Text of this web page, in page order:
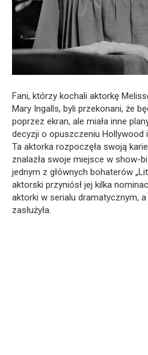
Fani, którzy kochali aktorkę
Mary Ingalls, byli przekonani, że
poprzez ekran, ale miała inne
decyzji o opuszczeniu Hollywood
Ta aktorka rozpoczęła swoją
znalazła swoje miejsce w show-
jednym z głównych bohaterów
aktorski przyniósł jej kilka
aktorki w serialu dramatycznym,
zasłużyła.